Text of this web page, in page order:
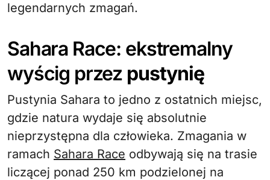
legendarnych zmagań.
Sahara Race: ekstremalny
wyścig przez pustynię
Pustynia Sahara to jedno z ostatnich miejsc,
gdzie natura wydaje się absolutnie
nieprzystępna dla człowieka. Zmagania w
ramach Sahara Race odbywają się na trasie
liczącej ponad 250 km podzielonej na